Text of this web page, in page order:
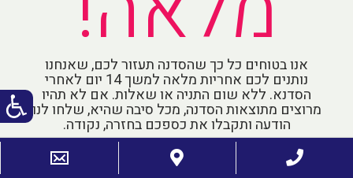
אנו בטוחים כל כך שהסדנה תעזור לכם, שאנחנו
נותנים לכם אחריות מלאה למשך 14 יום לאחרי
הסדנא. ללא שום התניה או שאלות. אם לא תהיו
מרוצים מתוצאות הסדנה, מכל סיבה שהיא, שלחו לנו
הודעה ותקבלו את כספכם בחזרה, נקודה.
תהיו רגועים, שאתם בידיים טובות - באחריות.